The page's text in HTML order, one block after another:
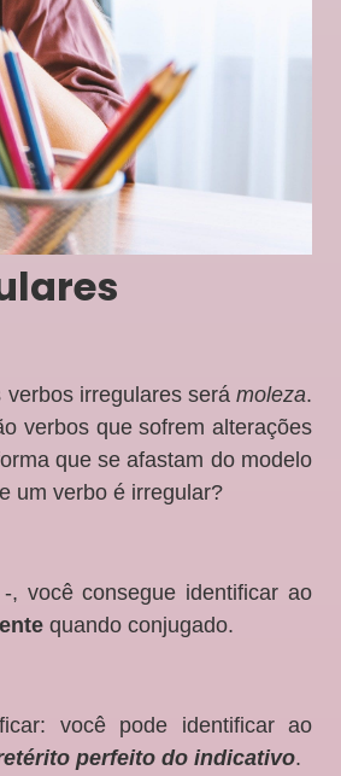
verbos irregulares serámoleza.
verbos que sofrem alterações
que se afastam do modelo
um verbo é irregular?
você consegue identificar ao
quando conjugado.
você pode identificar ao
perfeito do indicativo.